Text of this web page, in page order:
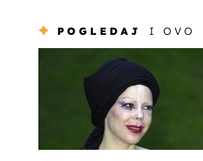
POGLEDAJ I OVO